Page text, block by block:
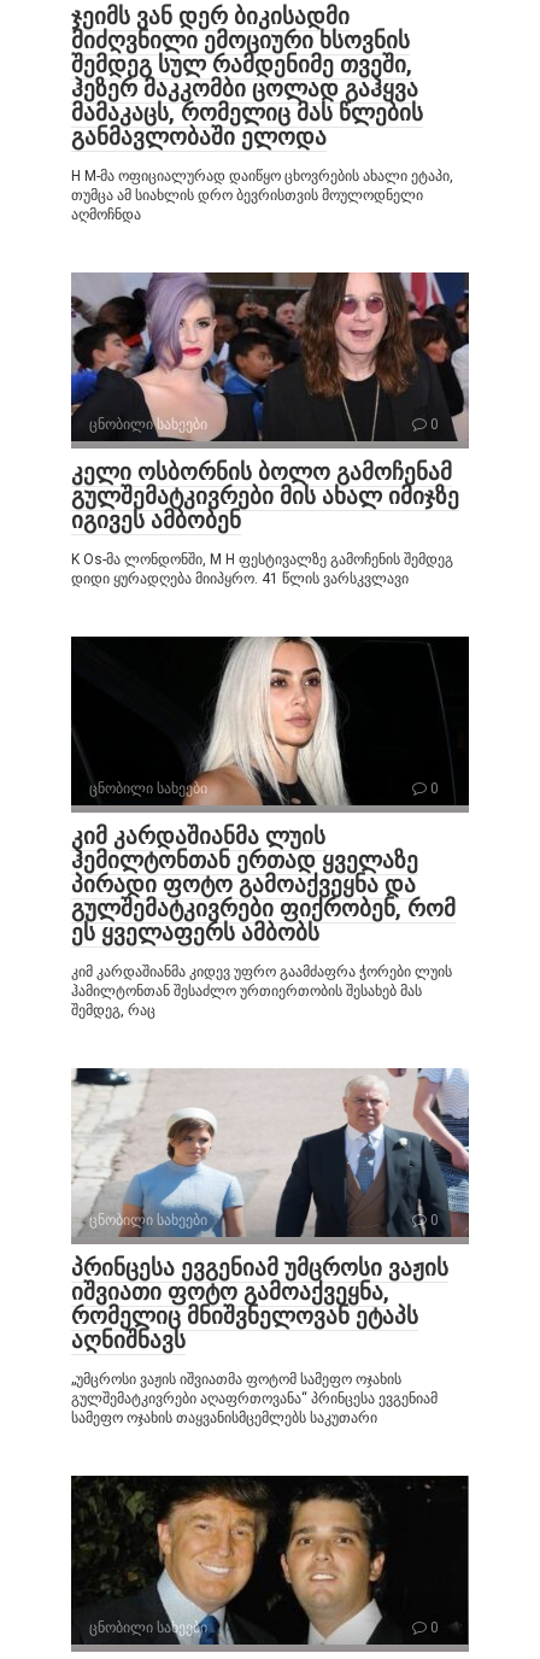
ჯეიმს ვან დერ ბიკისადმი
მიძღვნილი ემოციური ხსოვნის
შემდეგ სულ რამდენიმე თვეში,
ჰეზერ მაკკომბი ცოლად გაჰყვა
მამაკაცს, რომელიც მას წლების
განმავლობაში ელოდა
H M-მა ოფიციალურად დაიწყო ცხოვრების ახალი ეტაპი,
თუმცა ამ სიახლის დრო ბევრისთვის მოულოდნელი
აღმოჩნდა
ცნობილი სახეები 0
კელი ოსბორნის ბოლო გამოჩენამ
გულშემატკივრები მის ახალ იმიჯზე
იგივეს ამბობენ
K Os-მა ლონდონში, M H ფესტივალზე გამოჩენის შემდეგ
დიდი ყურადღება მიიპყრო. 41 წლის ვარსკვლავი
ცნობილი სახეები 0
კიმ კარდაშიანმა ლუის
ჰემილტონთან ერთად ყველაზე
პირადი ფოტო გამოაქვეყნა და
გულშემატკივრები ფიქრობენ, რომ
ეს ყველაფერს ამბობს
კიმ კარდაშიანმა კიდევ უფრო გაამძაფრა ჭორები ლუის
ჰამილტონთან შესაძლო ურთიერთობის შესახებ მას
შემდეგ, რაც
ცნობილი სახეები 0
პრინცესა ევგენიამ უმცროსი ვაჟის
იშვიათი ფოტო გამოაქვეყნა,
რომელიც მნიშვნელოვან ეტაპს
აღნიშნავს
„უმცროსი ვაჟის იშვიათმა ფოტომ სამეფო ოჯახის
გულშემატკივრები აღაფრთოვანა“ პრინცესა ევგენიამ
სამეფო ოჯახის თაყვანისმცემლებს საკუთარი
ცნობილი სახეები 0